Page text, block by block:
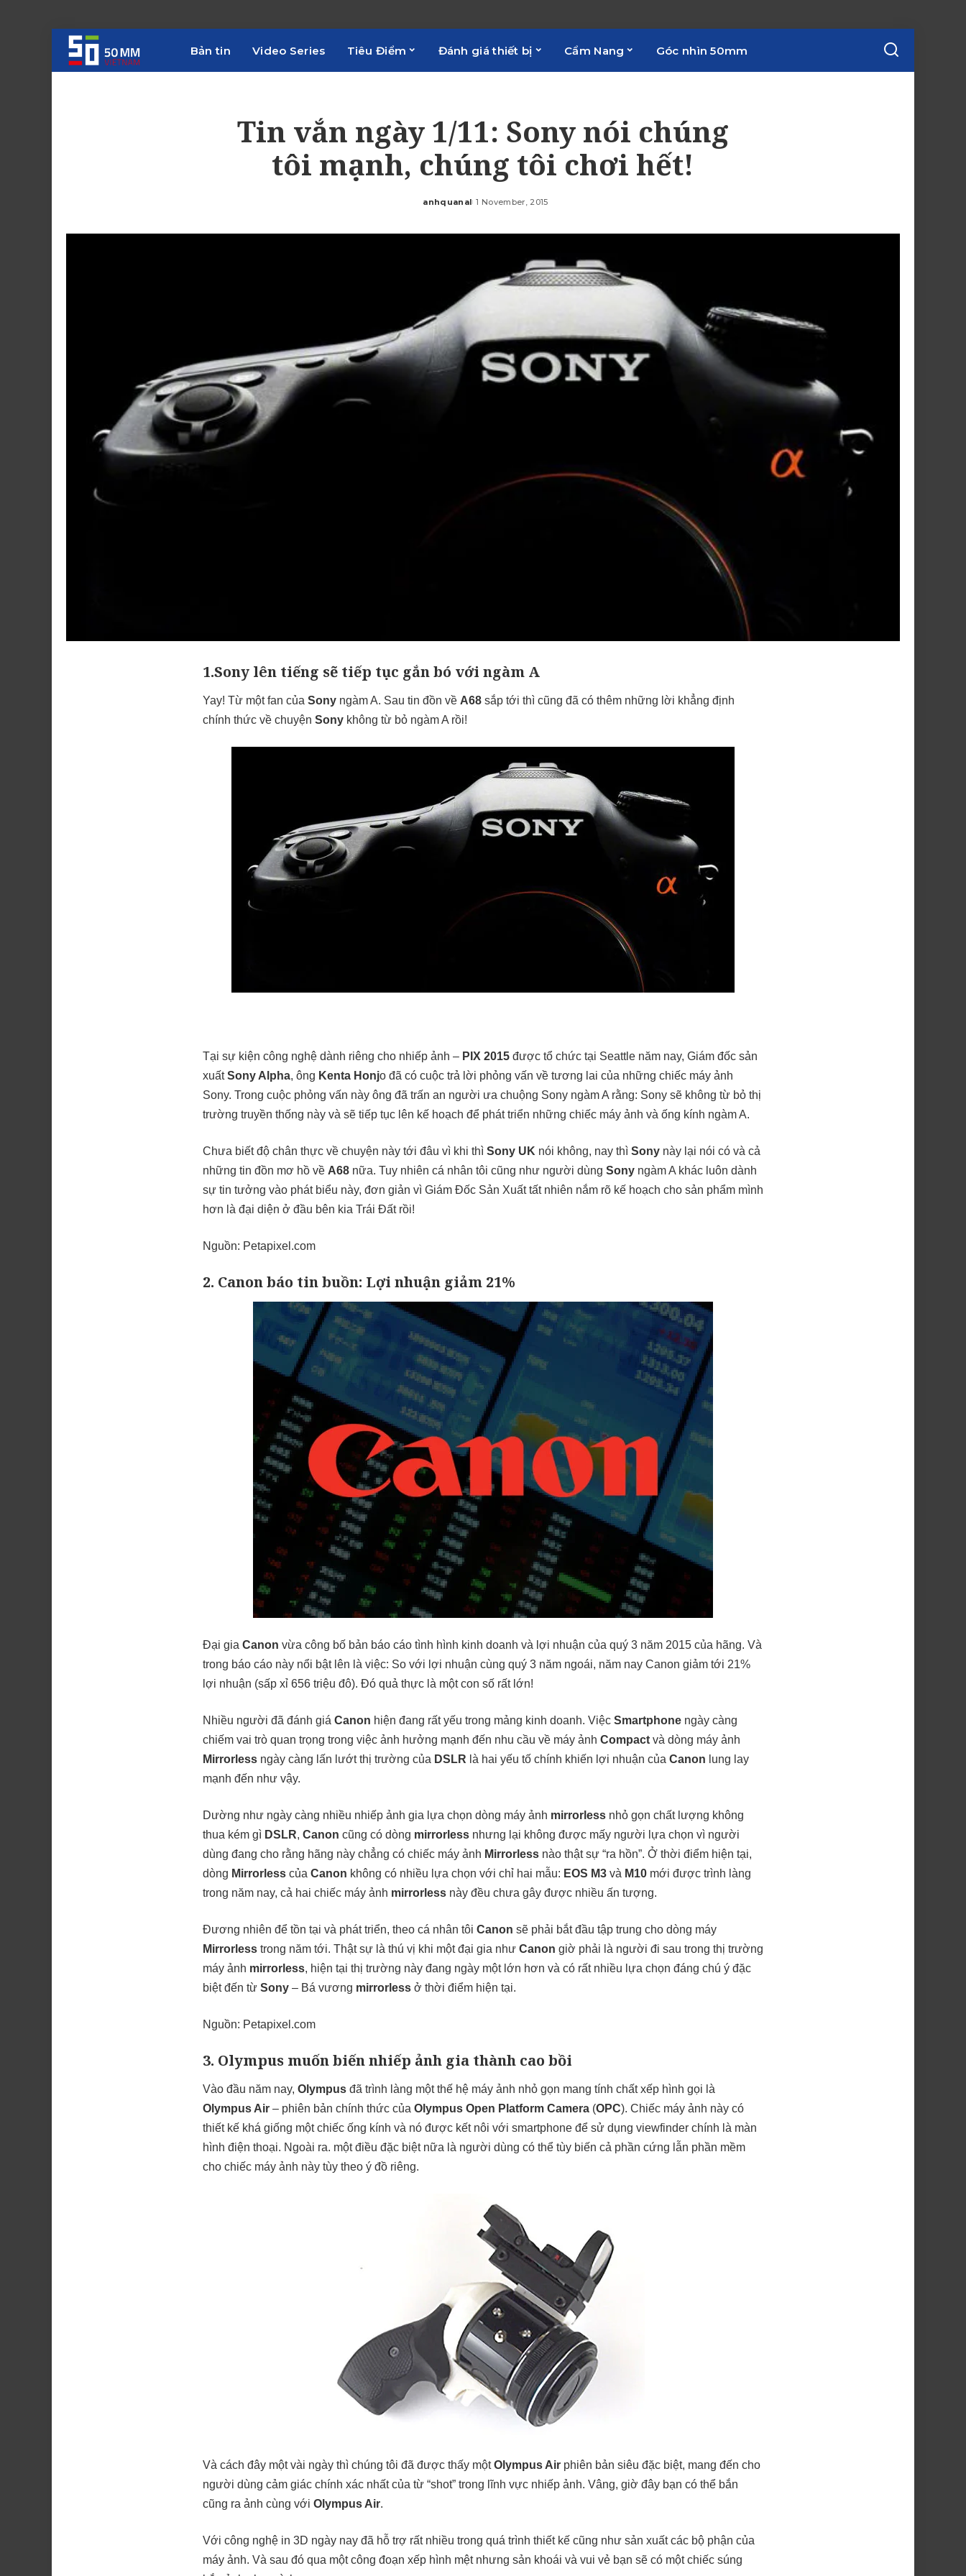
Bản tin Video Series Tiêu Điểm Đánh giá thiết bị Cẩm Nang Góc nhìn 50mm
Tin vắn ngày 1/11: Sony nói chúng
tôi mạnh, chúng tôi chơi hết!
Posted
anhquanal 1 November, 2015
1.Sony lên tiếng sẽ tiếp tục gắn bó với ngàm A
Yay! Từ một fan của Sony ngàm A. Sau tin đồn về A68 sắp tới thì cũng đã có thêm những lời khẳng định
chính thức về chuyện Sony không từ bỏ ngàm A rồi!
Tại sự kiện công nghệ dành riêng cho nhiếp ảnh – PIX 2015 được tổ chức tại Seattle năm nay, Giám đốc sản
xuấtSony Alpha, ông Kenta Honjo đã có cuộc trả lời phỏng vấn về tương lai của những chiếc máy ảnh
Sony. Trong cuộc phỏng vấn này ông đã trấn an người ưa chuộng Sony ngàm A rằng: Sony sẽ không từ bỏ thị
trường truyền thống này và sẽ tiếp tục lên kế hoạch để phát triển những chiếc máy ảnh và ống kính ngàm A.
Chưa biết độ chân thực về chuyện này tới đâu vì khi thì Sony UK nói không, nay thì Sony này lại nói có và cả
những tin đồn mơ hồ về A68 nữa. Tuy nhiên cá nhân tôi cũng như người dùng Sony ngàm A khác luôn dành
sự tin tưởng vào phát biểu này, đơn giản vì Giám Đốc Sản Xuất tất nhiên nắm rõ kế hoạch cho sản phẩm mình
hơn là đại diện ở đầu bên kia Trái Đất rồi!
Nguồn: Petapixel.com
2. Canon báo tin buồn: Lợi nhuận giảm 21%
Đại gia Canon vừa công bố bản báo cáo tình hình kinh doanh và lợi nhuận của quý 3 năm 2015 của hãng. Và
trong báo cáo này nổi bật lên là việc: So với lợi nhuận cùng quý 3 năm ngoái, năm nay Canon giảm tới 21%
lợi nhuận (sấp xỉ 656 triệu đô). Đó quả thực là một con số rất lớn!
Nhiều người đã đánh giá Canon hiện đang rất yếu trong mảng kinh doanh. Việc Smartphone ngày càng
chiếm vai trò quan trọng trong việc ảnh hưởng mạnh đến nhu cầu về máy ảnh Compact và dòng máy ảnh
Mirrorless ngày càng lấn lướt thị trường của DSLR là hai yếu tố chính khiến lợi nhuận của Canon lung lay
mạnh đến như vậy.
Dường như ngày càng nhiều nhiếp ảnh gia lựa chọn dòng máy ảnh mirrorless nhỏ gọn chất lượng không
thua kém gì DSLR, Canon cũng có dòng mirrorless nhưng lại không được mấy người lựa chọn vì người
dùng đang cho rằng hãng này chẳng có chiếc máy ảnh Mirrorless nào thật sự “ra hồn”. Ở thời điểm hiện tại,
dòng Mirrorless của Canon không có nhiều lựa chọn với chỉ hai mẫu: EOS M3 và M10 mới được trình làng
trong năm nay, cả hai chiếc máy ảnh mirrorless này đều chưa gây được nhiều ấn tượng.
Đương nhiên để tồn tại và phát triển, theo cá nhân tôi Canon sẽ phải bắt đầu tập trung cho dòng máy
Mirrorless trong năm tới. Thật sự là thú vị khi một đại gia như Canon giờ phải là người đi sau trong thị trường
máy ảnh mirrorless, hiện tại thị trường này đang ngày một lớn hơn và có rất nhiều lựa chọn đáng chú ý đặc
biệt đến từ Sony – Bá vương mirrorless ở thời điểm hiện tại.
Nguồn: Petapixel.com
3. Olympus muốn biến nhiếp ảnh gia thành cao bồi
Vào đầu năm nay, Olympus đã trình làng một thế hệ máy ảnh nhỏ gọn mang tính chất xếp hình gọi là
Olympus Air – phiên bản chính thức của Olympus Open Platform Camera (OPC). Chiếc máy ảnh này có
thiết kế khá giống một chiếc ống kính và nó được kết nôi với smartphone để sử dụng viewfinder chính là màn
hình điện thoại. Ngoài ra. một điều đặc biệt nữa là người dùng có thể tùy biến cả phần cứng lẫn phần mềm
cho chiếc máy ảnh này tùy theo ý đồ riêng.
Và cách đây một vài ngày thì chúng tôi đã được thấy mộtOlympus Air phiên bản siêu đặc biệt, mang đến cho
người dùng cảm giác chính xác nhất của từ “shot” trong lĩnh vực nhiếp ảnh. Vâng, giờ đây bạn có thể bắn
cũng ra ảnh cùng với Olympus Air.
Với công nghệ in 3D ngày nay đã hỗ trợ rất nhiều trong quá trình thiết kế cũng như sản xuất các bộ phận của
máy ảnh. Và sau đó qua một công đoạn xếp hình mệt nhưng sản khoái và vui vẻ bạn sẽ có một chiếc súng